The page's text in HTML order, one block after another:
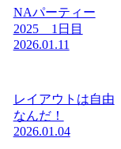
NAパーティー
2025 1日目
2026.01.11
レイアウトは自由
なんだ！
2026.01.04